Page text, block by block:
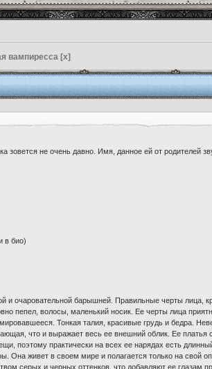
вампиресса [x]
зовется не очень давно. Имя, данное ей от родителей
в био)
и очаровательной барышней. Правильные черты
пепел, волосы, маленький носик. Ее черты лица
Тонкая талия, красивые грудь и бедра.
что и выражает весь ее внешний облик. Ее
поэтому практически на всех ее нарядах есть
Она живет в своем мире и полагается только на свой
серых и черных оттенков, что добавляют ее глазам